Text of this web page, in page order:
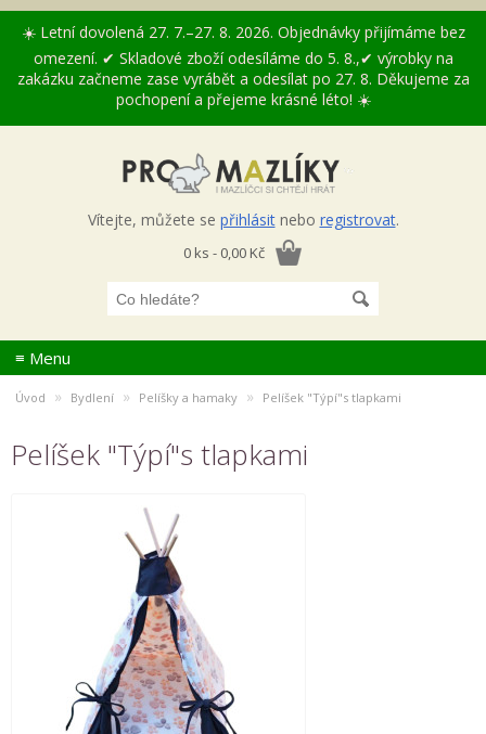
☀️ Letní dovolená 27. 7.–27. 8. 2026. Objednávky přijímáme bez
omezení. ✔ Skladové zboží odesíláme do 5. 8.,✔ výrobky na
zakázku začneme zase vyrábět a odesílat po 27. 8. Děkujeme za
pochopení a přejeme krásné léto! ☀️
Vítejte, můžete se přihlásitnebo registrovat.
0 ks - 0,00 Kč
≡ Menu
Úvod » Bydlení » Pelíšky a hamaky » Pelíšek "Týpí"s tlapkami
Pelíšek "Týpí"s tlapkami